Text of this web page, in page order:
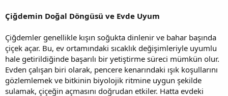
Çiğdemin Doğal Döngüsü ve Evde Uyum
Çiğdemler genellikle kışın soğukta dinlenir ve bahar başında
çiçek açar. Bu, ev ortamındaki sıcaklık değişimleriyle uyumlu
hale getirildiğinde başarılı bir yetiştirme süreci mümkün olur.
Evden çalışan biri olarak, pencere kenarındaki ışık koşullarını
gözlemlemek ve bitkinin biyolojik ritmine uygun şekilde
sulamak, çiçeğin açmasını doğrudan etkiler. Hatta evdeki